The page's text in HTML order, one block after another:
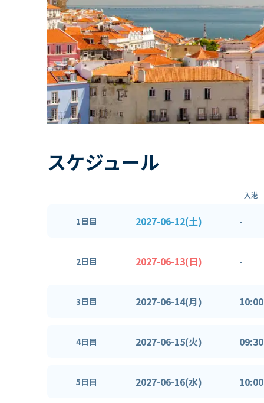
スケジュール
入港
1日目 2027-06-12(土) -
2日目 2027-06-13(日) -
3日目 2027-06-14(月) 10:00
4日目 2027-06-15(火) 09:30
5日目 2027-06-16(水) 10:00